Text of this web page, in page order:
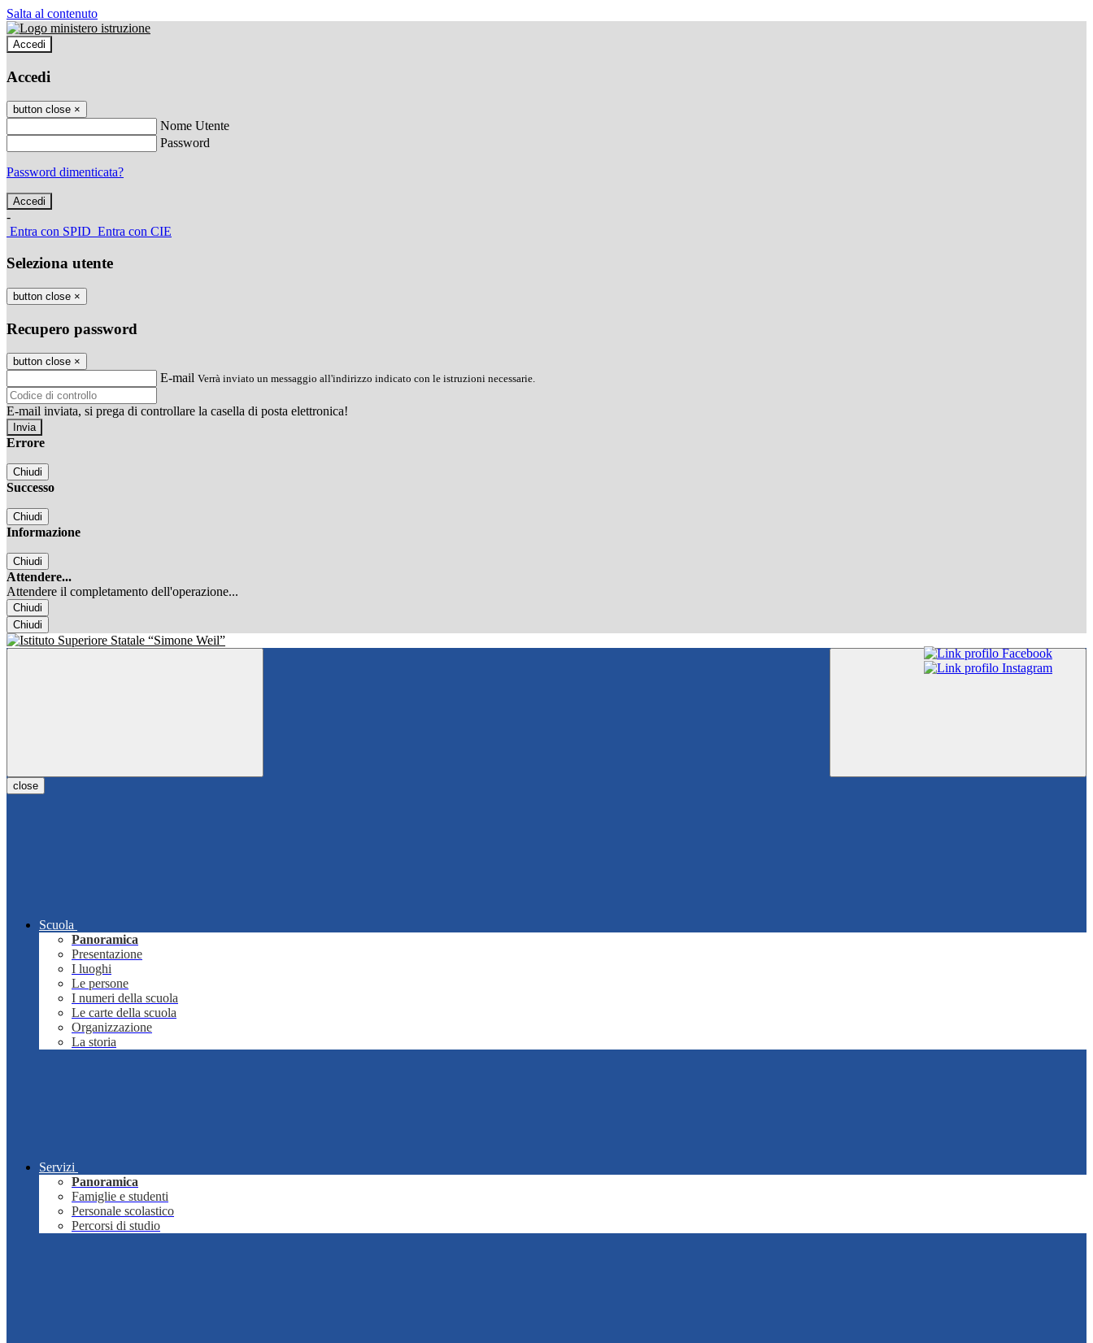
Salta al contenuto
Accedi
Accedi
button close ×
Nome Utente
Password
Password dimenticata?
-
Entra con SPID Entra con CIE
Seleziona utente
button close ×
Recupero password
button close ×
E-mail Verrà inviato un messaggio all'indirizzo indicato con le istruzioni necessarie.
E-mail inviata, si prega di controllare la casella di posta elettronica!
Errore
Chiudi
Successo
Chiudi
Informazione
Chiudi
Attendere...
Attendere il completamento dell'operazione...
Chiudi
Chiudi
close
Scuola
Panoramica
Presentazione
I luoghi
Le persone
I numeri della scuola
Le carte della scuola
Organizzazione
La storia
Servizi
Panoramica
Famiglie e studenti
Personale scolastico
Percorsi di studio